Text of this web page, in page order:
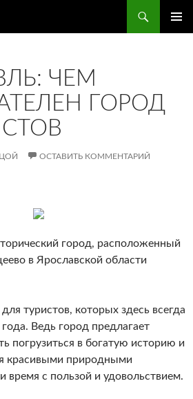
ЧЕМ
ГОРОД
ОСТАВИТЬ КОММЕНТАРИЙ
город, расположенный
в Ярославской области
туристов, которых здесь всегда
Ведь город предлагает
погрузиться в богатую историю и
красивыми природными
время с пользой и удовольствием.